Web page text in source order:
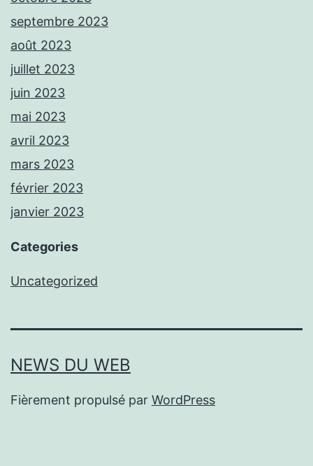
septembre 2023
août 2023
juillet 2023
juin 2023
mai 2023
avril 2023
mars 2023
février 2023
janvier 2023
Categories
Uncategorized
NEWS DU WEB
Fièrement propulsé par WordPress